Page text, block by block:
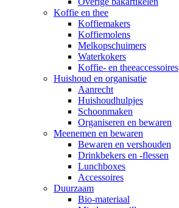
Koffie en thee
Koffiemakers
Koffiemolens
Melkopschuimers
Waterkokers
Koffie- en theeaccessoires
Huishoud en organisatie
Aanrecht
Huishoudhulpjes
Schoonmaken
Organiseren en bewaren
Meenemen en bewaren
Bewaren en vershouden
Drinkbekers en -flessen
Lunchboxes
Accessoires
Duurzaam
Bio-materiaal